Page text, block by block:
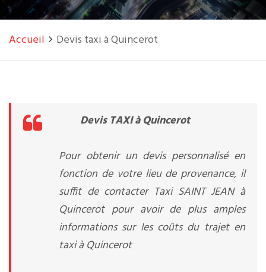
Accueil Devis taxi à Quincerot
Devis TAXI à Quincerot
Pour obtenir un devis personnalisé en
fonction de votre lieu de provenance, il
suffit de contacter Taxi SAINT JEAN à
Quincerot pour avoir de plus amples
informations sur les coûts du trajet en
taxi à Quincerot